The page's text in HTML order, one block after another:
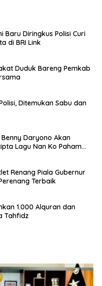
Baru Diringkus Polisi Curi
di BRI Link
Duduk Bareng Pemkab
Ditemukan Sabu dan
Daryono Akan
Lagu Nan Ko Paham
Renang Piala Gubernur
Terbaik
1.000 Alquran dan
Tahfidz